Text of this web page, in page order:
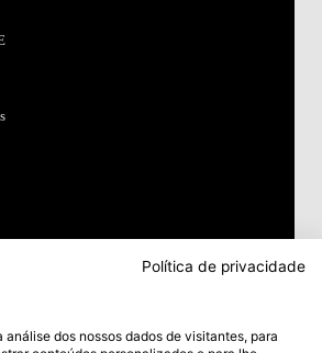
Política de privacidade
dos nossos dados de visitantes, para